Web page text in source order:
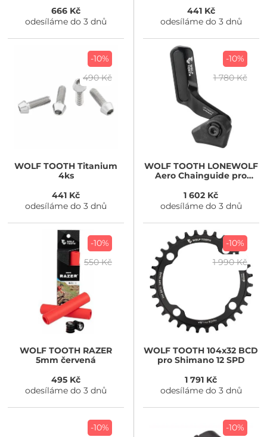
666 Kč
odesíláme do 3 dnů
441 Kč
odesíláme do 3 dnů
-10%
490 Kč
WOLF TOOTH Titanium
4ks
441 Kč
odesíláme do 3 dnů
-10%
1 780 Kč
WOLF TOOTHLONEWOLF
Aero Chainguide pro
1 602 Kč
odesíláme do 3 dnů
-10%
550 Kč
WOLF TOOTH RAZER
5mm červená
495 Kč
odesíláme do 3 dnů
-10%
1 990 Kč
WOLF TOOTH 104x32 BCD
pro Shimano 12 SPD
1 791 Kč
odesíláme do 3 dnů
-10% -10%